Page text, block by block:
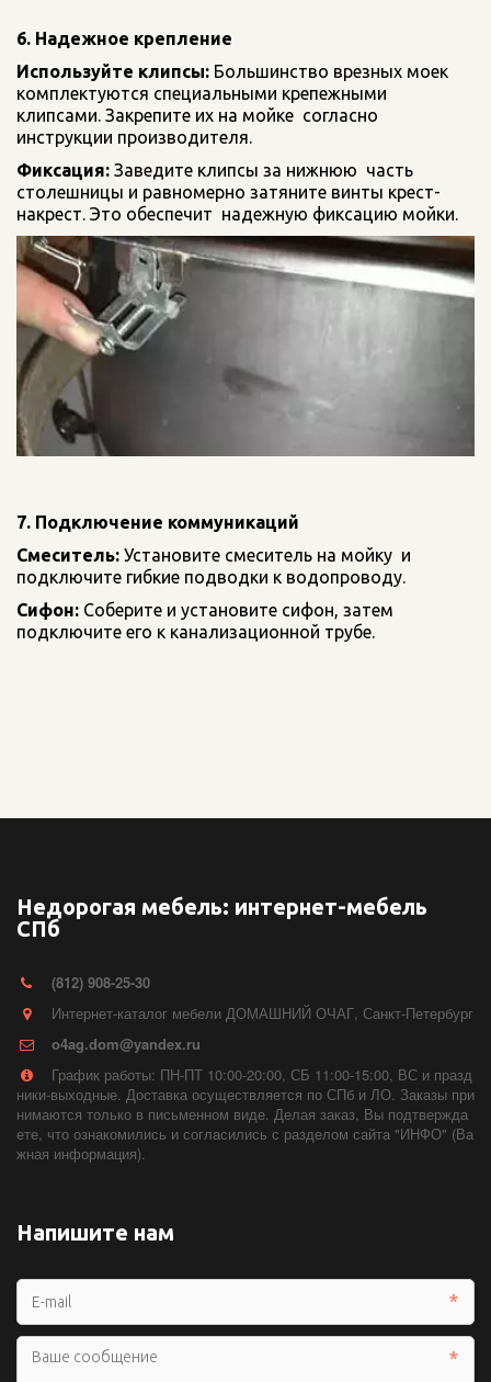
6. Надежное крепление
Используйте клипсы: Большинство врезных моек
комплектуются специальными крепежными
клипсами. Закрепите их на мойке  согласно
инструкции производителя.
Фиксация: Заведите клипсы за нижнюю  часть
столешницы и равномерно затяните винты крест-
накрест. Это обеспечит  надежную фиксацию мойки.
7. Подключение коммуникаций
Смеситель: Установите смеситель на мойку  и
подключите гибкие подводки к водопроводу.
Сифон: Соберите и установите сифон, затем
подключите его к канализационной трубе.
Недорогая мебель: интернет-мебель
СПб
(812) 908-25-30
Интернет-каталог мебели ДОМАШНИЙ ОЧАГ, Санкт-Петербург
o4ag.dom@yandex.ru
График работы: ПН-ПТ 10:00-20:00, СБ 11:00-15:00, ВС и празд
ники-выходные. Доставка осуществляется по СПб и ЛО. Заказы при
нимаются только в письменном виде. Делая заказ, Вы подтвержда
ете, что ознакомились и согласились с разделом сайта "ИНФО" (Ва
жная информация).
Напишите нам
*
*